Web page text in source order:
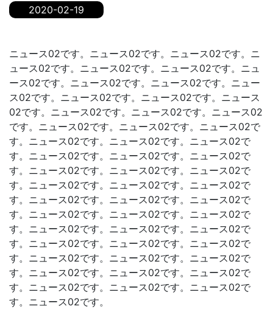
2020-02-19
ニュース02です。ニュース02です。ニュース02です。ニ
ュース02です。ニュース02です。ニュース02です。ニュ
ース02です。ニュース02です。ニュース02です。ニュー
ス02です。ニュース02です。ニュース02です。ニュース
02です。ニュース02です。ニュース02です。ニュース02
です。ニュース02です。ニュース02です。ニュース02で
す。ニュース02です。ニュース02です。ニュース02で
す。ニュース02です。ニュース02です。ニュース02で
す。ニュース02です。ニュース02です。ニュース02で
す。ニュース02です。ニュース02です。ニュース02で
す。ニュース02です。ニュース02です。ニュース02で
す。ニュース02です。ニュース02です。ニュース02で
す。ニュース02です。ニュース02です。ニュース02で
す。ニュース02です。ニュース02です。ニュース02で
す。ニュース02です。ニュース02です。ニュース02で
す。ニュース02です。ニュース02です。ニュース02で
す。ニュース02です。ニュース02です。ニュース02で
す。ニュース02です。